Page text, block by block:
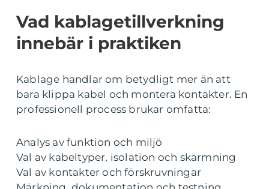
Vad kablagetillverkning
innebär i praktiken
Kablage handlar om betydligt mer än att
bara klippa kabel och montera kontakter. En
professionell process brukar omfatta:
Analys av funktion och miljö
Val av kabeltyper, isolation och skärmning
Val av kontakter och förskruvningar